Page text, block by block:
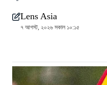
Lens Asia
৭ আগস্ট, ২০২৬ সকাল ১০:১৫